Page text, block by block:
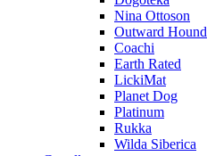
Nina Ottoson
Outward Hound
Coachi
Earth Rated
LickiMat
Planet Dog
Platinum
Rukka
Wilda Siberica